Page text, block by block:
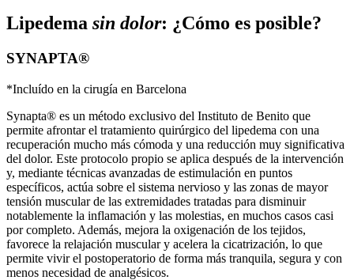
Lipedema sin dolor: ¿Cómo es posible?
SYNAPTA®
*Incluído en la cirugía en Barcelona
Synapta® es un método exclusivo del Instituto de Benito que
permite afrontar el tratamiento quirúrgico del lipedema con una
recuperación mucho más cómoda y una reducción muy significativa
del dolor. Este protocolo propio se aplica después de la intervención
y, mediante técnicas avanzadas de estimulación en puntos
específicos, actúa sobre el sistema nervioso y las zonas de mayor
tensión muscular de las extremidades tratadas para disminuir
notablemente la inflamación y las molestias, en muchos casos casi
por completo. Además, mejora la oxigenación de los tejidos,
favorece la relajación muscular y acelera la cicatrización, lo que
permite vivir el postoperatorio de forma más tranquila, segura y con
menos necesidad de analgésicos.